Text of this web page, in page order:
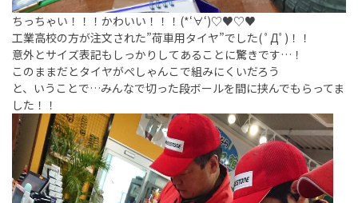
ちっちゃい！！！かわいい！！！(*‘∀‘)♡♥♡♥
工業高校の方が注文された”荷車用タイヤ”でした( ﾟДﾟ)！！
意外とサイズ表記もしっかりしてあることに驚きです…！
このままだとタイヤがぺしゃんこで組みにくいだろう
と、いうことで…みんなで切った段ボールを間に挟んでもらってま
した！！